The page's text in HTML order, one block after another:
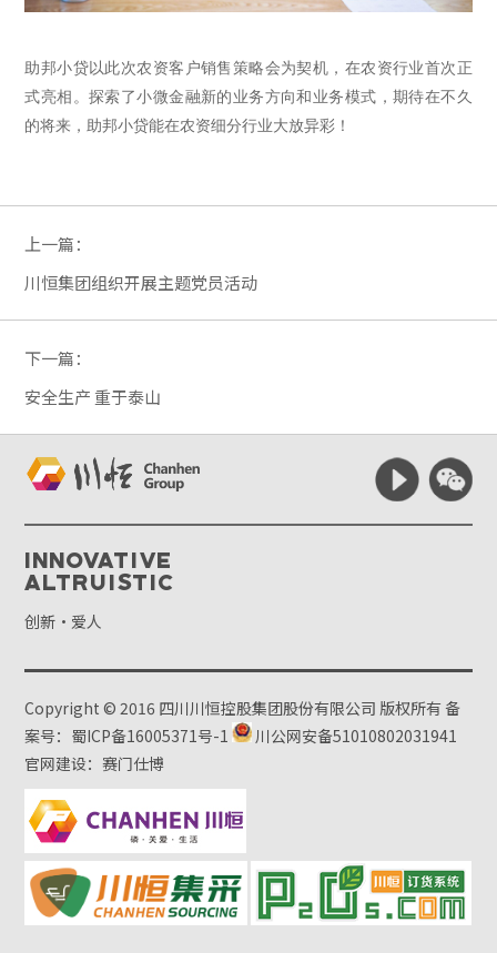
助邦小贷以此次农资客户销售 策略会为契机 ， 在农资行业首次正
式亮相 。探索了小微金融新的业务方向和业务模式，期待在不久
的将来 ， 助邦小贷能在农资细分行业大放异彩！
上一篇：
川恒集团组织开展主题党员活动
下一篇：
安全生产 重于泰山
Innovative
Altruistic
创新·爱人
Copyright © 2016 四川川恒控股集团股份有限公司 版权所有备
案号：蜀ICP备16005371号-1
川公网安备51010802031941
官网建设：赛门仕博